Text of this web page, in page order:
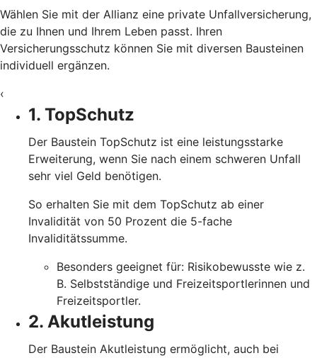
Wählen Sie mit der Allianz eine private Unfallversicherung,
die zu Ihnen und Ihrem Leben passt. Ihren
Versicherungsschutz können Sie mit diversen Bausteinen
individuell ergänzen.
‹
1. TopSchutz
Der Baustein TopSchutz ist eine leistungsstarke
Erweiterung, wenn Sie nach einem schweren Unfall
sehr viel Geld benötigen.
So erhalten Sie mit dem TopSchutz ab einer
Invalidität von 50 Prozent die 5-fache
Invaliditätssumme.
Besonders geeignet für: Risikobewusste wie z.
B. Selbstständige und Freizeitsportlerinnen und
Freizeitsportler.
2. Akutleistung
Der Baustein Akutleistung ermöglicht, auch bei